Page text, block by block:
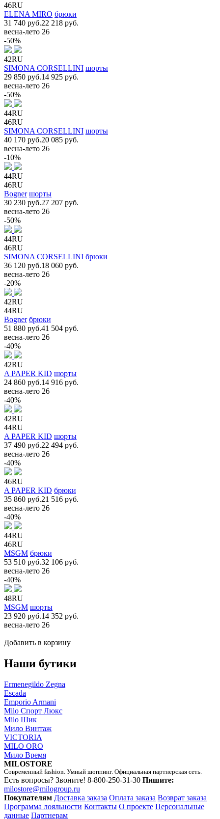
46RU
ELENA MIRO брюки
31 740 руб.22 218 руб.
весна-лето 26
-50%
42RU
SIMONA CORSELLINI шорты
29 850 руб.14 925 руб.
весна-лето 26
-50%
44RU
46RU
SIMONA CORSELLINI шорты
40 170 руб.20 085 руб.
весна-лето 26
-10%
44RU
46RU
Bogner шорты
30 230 руб.27 207 руб.
весна-лето 26
-50%
44RU
46RU
SIMONA CORSELLINI брюки
36 120 руб.18 060 руб.
весна-лето 26
-20%
42RU
44RU
Bogner брюки
51 880 руб.41 504 руб.
весна-лето 26
-40%
42RU
A PAPER KID шорты
24 860 руб.14 916 руб.
весна-лето 26
-40%
42RU
44RU
A PAPER KID шорты
37 490 руб.22 494 руб.
весна-лето 26
-40%
46RU
A PAPER KID брюки
35 860 руб.21 516 руб.
весна-лето 26
-40%
44RU
46RU
MSGM брюки
53 510 руб.32 106 руб.
весна-лето 26
-40%
48RU
MSGM шорты
23 920 руб.14 352 руб.
весна-лето 26
Добавить в корзину
Наши бутики
Ermenegildo Zegna
Escada
Emporio Armani
Milo Спорт Люкс
Milo Шик
Мило Винтаж
VICTORIA
MILO ORO
Мило Время
MILOSTORE
Современный fashion. Умный шоппинг. Официальная партнерская сеть.
Есть вопросы? Звоните! 8-800-250-31-30 Пишите:
milostore@milogroup.ru
Покупателям Доставка заказа Оплата заказа Возврат заказа
Программа лояльности Контакты О проекте Персональные
данные Партнерам